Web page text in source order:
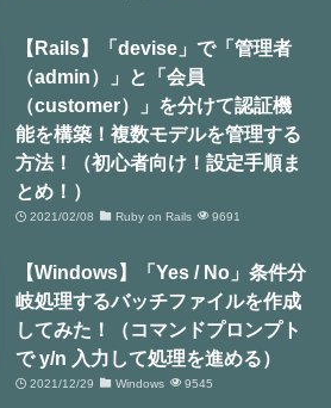
【Rails】「devise」で「管理者
（admin）」と「会員
（customer）」を分けて認証機
能を構築！複数モデルを管理する
方法！（初心者向け！設定手順ま
とめ！）
2021/02/08 Ruby on Rails 9691
【Windows】「Yes / No」条件分
岐処理するバッチファイルを作成
してみた！（コマンドプロンプト
で y/n 入力して処理を進める）
2021/12/29 Windows 9545